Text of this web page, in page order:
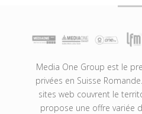
Media One Group est le
privées en Suisse
sites web couvrent le
propose une offre variée